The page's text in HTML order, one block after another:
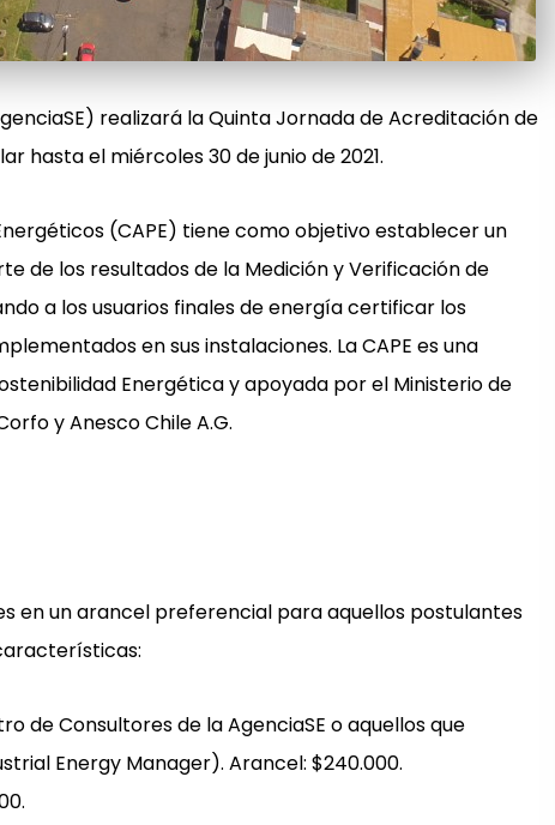
realizará la Quinta Jornada de Acreditación de
hasta el miércoles 30 de junio de 2021.
(CAPE) tiene como objetivo establecer un
de los resultados de la Medición y Verificación de
a los usuarios finales de energía certificar los
en sus instalaciones. La CAPE es una
Energética y apoyada por el Ministerio de
y Anesco Chile A.G.
en un arancel preferencial para aquellos postulantes
de Consultores de la AgenciaSE o aquellos que
Energy Manager). Arancel: $240.000.